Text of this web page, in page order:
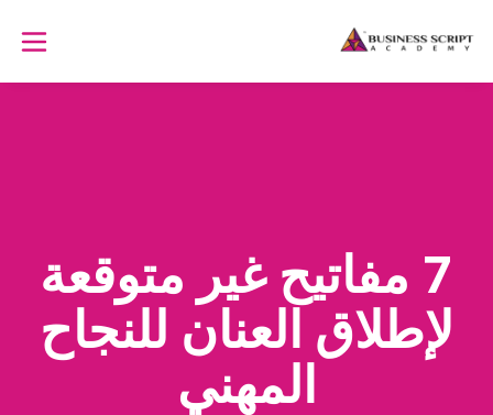
7 مفاتيح غير متوقعة
لإطلاق العنان للنجاح
المهني